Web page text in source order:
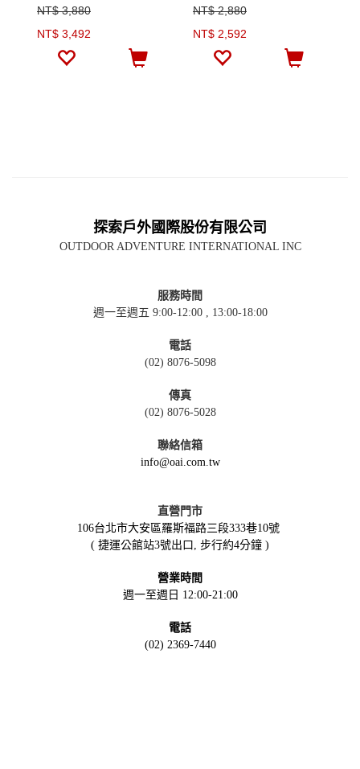
NT$ 3,880
NT$ 3,492
NT$ 2,880
NT$ 2,592
探索戶外國際股份有限公司
OUTDOOR ADVENTURE INTERNATIONAL INC
服務時間
週一至週五 9:00-12:00 , 13:00-18:00
電話
(02) 8076-5098
傳真
(02) 8076-5028
聯絡信箱
info@oai.com.tw
直營門市
106台北市大安區羅斯福路三段333巷10號
( 捷運公館站3號出口, 步行約4分鐘 )
營業時間
週一至週日 12:00-21:00
電話
(02) 2369-7440